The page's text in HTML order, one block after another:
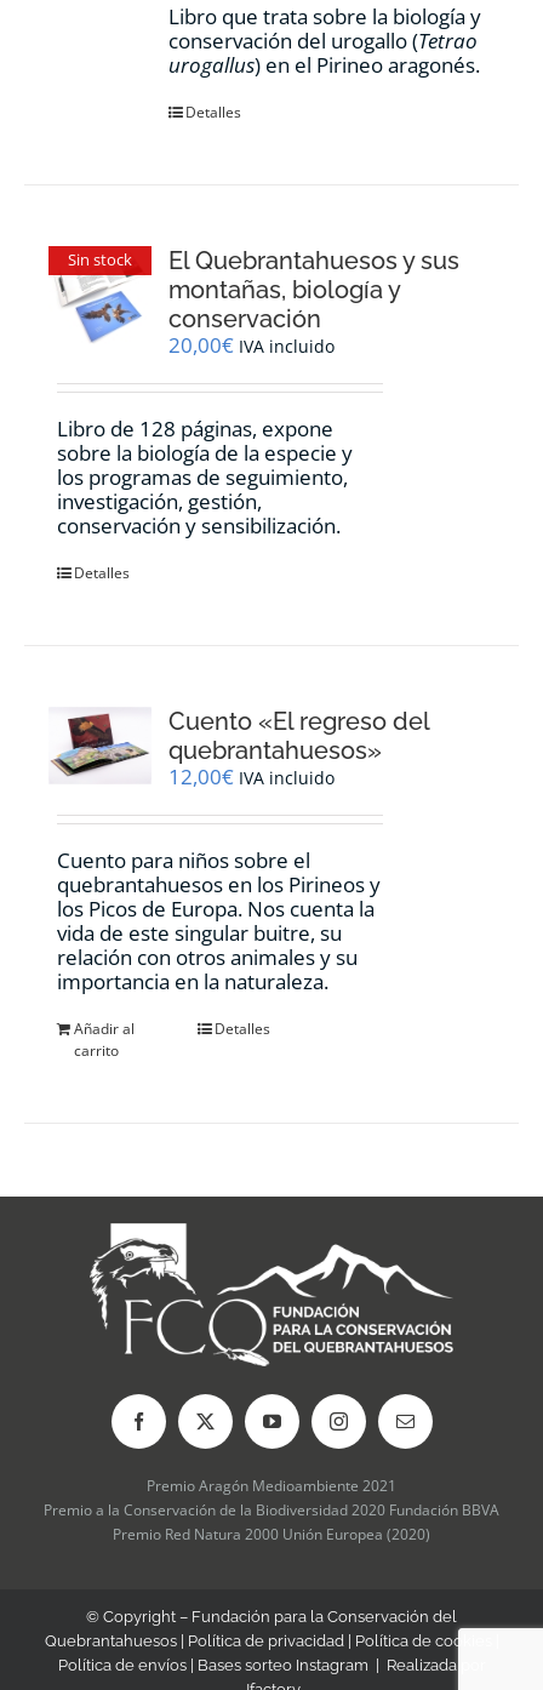
Libro que trata sobre la biología y
conservación del urogallo (Tetrao
urogallus) en el Pirineo aragonés.
Detalles
Sin stock
El Quebrantahuesos y sus
montañas, biología y
conservación
20,00€ IVA incluido
Libro de 128 páginas, expone
sobre la biología de la especie y
los programas de seguimiento,
investigación, gestión,
conservación y sensibilización.
Detalles
Cuento «El regreso del
quebrantahuesos»
12,00€ IVA incluido
Cuento para niños sobre el
quebrantahuesos en los Pirineos y
los Picos de Europa. Nos cuenta la
vida de este singular buitre, su
relación con otros animales y su
importancia en la naturaleza.
Añadir al
carrito
Detalles
Premio Aragón Medioambiente 2021
Premio a la Conservación de la Biodiversidad 2020 Fundación BBVA
Premio Red Natura 2000 Unión Europea (2020)
© Copyright – Fundación para la Conservación del
Quebrantahuesos | Política de privacidad | Política de cookies
Política de envíos| Bases sorteo Instagram | Realizada por